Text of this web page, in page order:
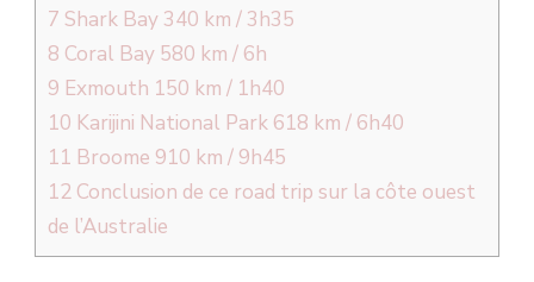
7 Shark Bay 340 km / 3h35
8 Coral Bay 580 km / 6h
9 Exmouth 150 km / 1h40
10 Karijini National Park 618 km / 6h40
11 Broome 910 km / 9h45
12 Conclusion de ce road trip sur la côte ouest
de l’Australie